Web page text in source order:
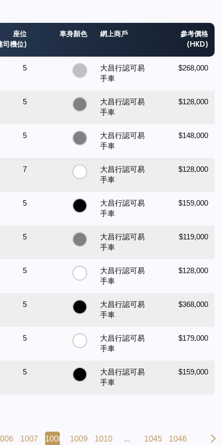
座位
司機位)
車身顏色 網上商戶
參考價格
(HKD)
5
大昌行認可易
手車
$268,000
5
大昌行認可易
手車
$128,000
5
大昌行認可易
手車
$148,000
7
大昌行認可易
手車
$128,000
5
大昌行認可易
手車
$159,000
5
大昌行認可易
手車
$119,000
5
大昌行認可易
手車
$128,000
5
大昌行認可易
手車
$368,000
5
大昌行認可易
手車
$179,000
5
大昌行認可易
手車
$159,000
1007 1008 1009 1010 ... 1045 1046